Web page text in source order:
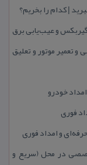
| كدام را بخریم؟
تعمیر موتور و تعلیق
فوری
و امداد فوری
در محل (سریع و